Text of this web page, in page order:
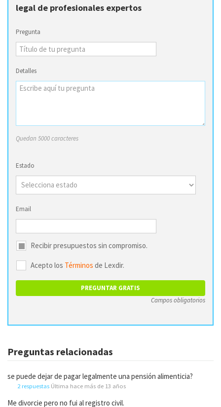
legal de profesionales expertos
Pregunta
Detalles
Quedan 5000 caracteres
Estado
Email
Recibir presupuestos sin compromiso.
Acepto los Términos de Lexdir.
Campos obligatorios
Preguntas relacionadas
se puede dejar de pagar legalmente una pensión alimenticia?
2 respuestas Última hace más de 13 años
Me divorcie pero no fui al registro civil.